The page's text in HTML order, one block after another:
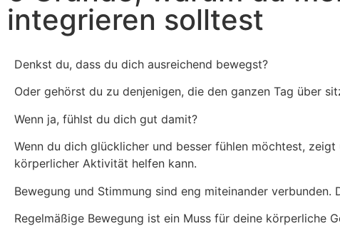
integrieren solltest
Denkst du, dass du dich ausreichend bewegst?
Oder gehörst du zu denjenigen, die den ganzen Tag über
Wenn ja, fühlst du dich gut damit?
Wenn du dich glücklicher und besser fühlen möchtest,
körperlicher Aktivität helfen kann.
Bewegung und Stimmung sind eng miteinander
Regelmäßige Bewegung ist ein Muss für deine körperliche